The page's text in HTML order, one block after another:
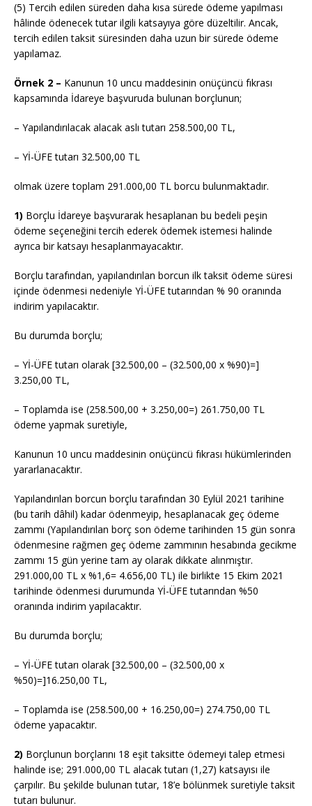
(5) Tercih edilen süreden daha kısa sürede ödeme yapılması
hâlinde ödenecek tutar ilgili katsayıya göre düzeltilir. Ancak,
tercih edilen taksit süresinden daha uzun bir sürede ödeme
yapılamaz.
Örnek 2 – Kanunun 10 uncu maddesinin onüçüncü fıkrası
kapsamında İdareye başvuruda bulunan borçlunun;
– Yapılandırılacak alacak aslı tutarı 258.500,00 TL,
– Yİ-ÜFE tutarı 32.500,00 TL
olmak üzere toplam 291.000,00 TL borcu bulunmaktadır.
1) Borçlu İdareye başvurarak hesaplanan bu bedeli peşin
ödeme seçeneğini tercih ederek ödemek istemesi halinde
ayrıca bir katsayı hesaplanmayacaktır.
Borçlu tarafından, yapılandırılan borcun ilk taksit ödeme süresi
içinde ödenmesi nedeniyle Yİ-ÜFE tutarından % 90 oranında
indirim yapılacaktır.
Bu durumda borçlu;
– Yİ-ÜFE tutarı olarak [32.500,00 – (32.500,00 x %90)=]
3.250,00 TL,
– Toplamda ise (258.500,00 + 3.250,00=) 261.750,00 TL
ödeme yapmak suretiyle,
Kanunun 10 uncu maddesinin onüçüncü fıkrası hükümlerinden
yararlanacaktır.
Yapılandırılan borcun borçlu tarafından 30 Eylül 2021 tarihine
(bu tarih dâhil) kadar ödenmeyip, hesaplanacak geç ödeme
zammı (Yapılandırılan borç son ödeme tarihinden 15 gün sonra
ödenmesine rağmen geç ödeme zammının hesabında gecikme
zammı 15 gün yerine tam ay olarak dikkate alınmıştır.
291.000,00 TL x %1,6= 4.656,00 TL) ile birlikte 15 Ekim 2021
tarihinde ödenmesi durumunda Yİ-ÜFE tutarından %50
oranında indirim yapılacaktır.
Bu durumda borçlu;
– Yİ-ÜFE tutarı olarak [32.500,00 – (32.500,00 x
%50)=]16.250,00 TL,
– Toplamda ise (258.500,00 + 16.250,00=) 274.750,00 TL
ödeme yapacaktır.
2) Borçlunun borçlarını 18 eşit taksitte ödemeyi talep etmesi
halinde ise; 291.000,00 TL alacak tutarı (1,27) katsayısı ile
çarpılır. Bu şekilde bulunan tutar, 18’e bölünmek suretiyle taksit
tutarı bulunur.